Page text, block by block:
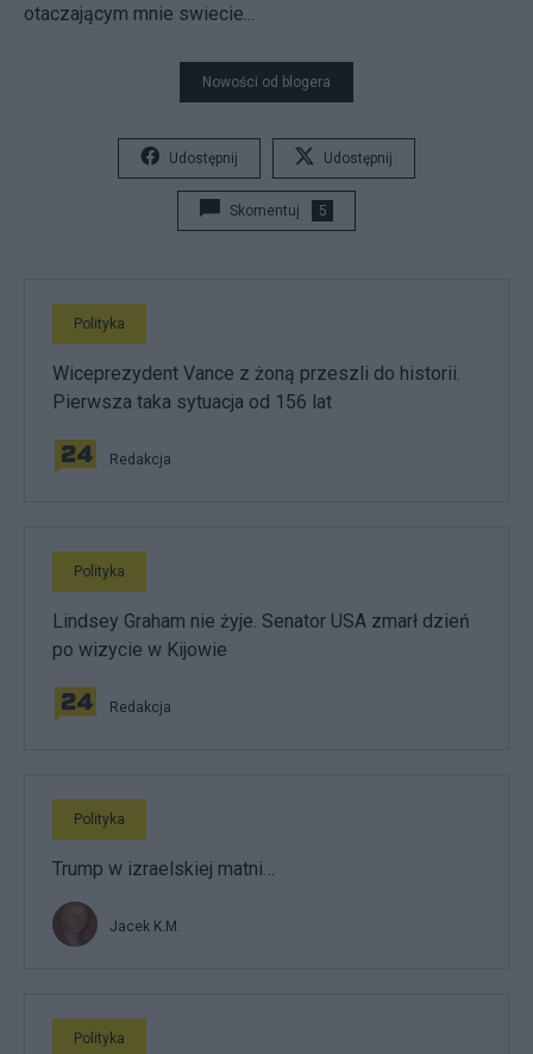
otaczającym mnie swiecie...
Nowości od blogera
Udostępnij Udostępnij
Skomentuj 5
Polityka
Wiceprezydent Vance z żoną przeszli do historii.
Pierwsza taka sytuacja od 156 lat
Redakcja
Polityka
Lindsey Graham nie żyje. Senator USA zmarł dzień
po wizycie w Kijowie
Redakcja
Polityka
Trump w izraelskiej matni…
Jacek K.M.
Polityka